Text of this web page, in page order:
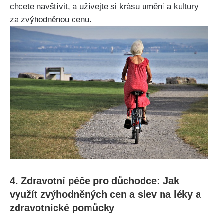
chcete navštívit, a užívejte si krásu umění a kultury
za zvýhodněnou cenu.
4. Zdravotní péče pro důchodce: Jak
využít zvýhodněných cen a slev na léky a
zdravotnické pomůcky